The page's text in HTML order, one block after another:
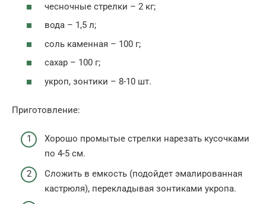
чесночные стрелки – 2 кг;
вода – 1,5 л;
соль каменная – 100 г;
сахар – 100 г;
укроп, зонтики – 8-10 шт.
Приготовление:
Хорошо промытые стрелки нарезать кусочками
по 4-5 см.
Сложить в емкость (подойдет эмалированная
кастрюля), перекладывая зонтиками укропа.